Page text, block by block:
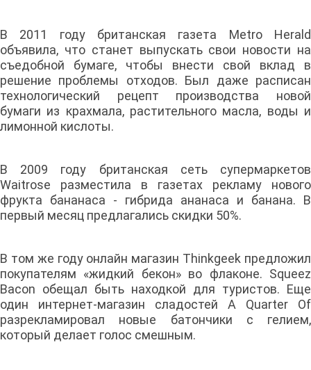
В 2011 году британская газета Metro Herald
объявила, что станет выпускать свои новости на
съедобной бумаге, чтобы внести свой вклад в
решение проблемы отходов. Был даже расписан
технологический рецепт производства новой
бумаги из крахмала, растительного масла, воды и
лимонной кислоты.
В 2009 году британская сеть супермаркетов
Waitrose разместила в газетах рекламу нового
фрукта бананаса - гибрида ананаса и банана. В
первый месяц предлагались скидки 50%.
В том же году онлайн магазин Thinkgeek предложил
покупателям «жидкий бекон» во флаконе. Squeez
Bacon обещал быть находкой для туристов. Еще
один интернет-магазин сладостей A Quarter Of
разрекламировал новые батончики с гелием,
который делает голос смешным.